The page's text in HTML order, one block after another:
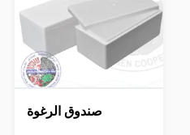
صندوق الرغوة